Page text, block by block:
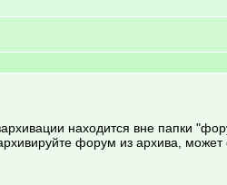
находится вне папки
форум из архива, может